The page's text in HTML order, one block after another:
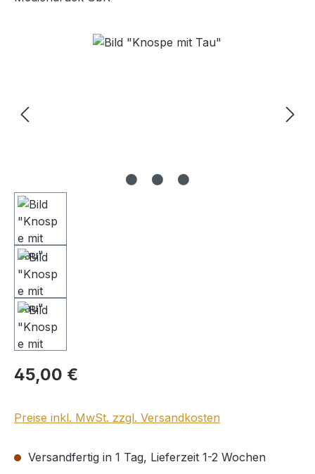
Bildergalerie überspringen
Regulärer Preis:
45,00 €
Preise inkl. MwSt. zzgl. Versandkosten
Versandfertig in 1 Tag, Lieferzeit 1-2 Wochen